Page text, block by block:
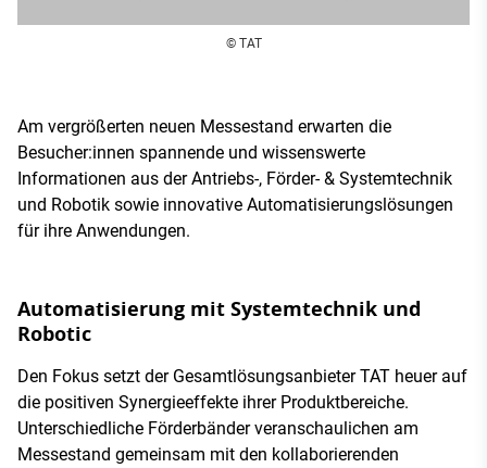
© TAT
Am vergrößerten neuen Messestand erwarten die
Besucher:innen spannende und wissenswerte
Informationen aus der Antriebs-, Förder- & Systemtechnik
und Robotik sowie innovative Automatisierungslösungen
für ihre Anwendungen.
Automatisierung mit Systemtechnik und
Robotic
Den Fokus setzt der Gesamtlösungsanbieter TAT heuer auf
die positiven Synergieeffekte ihrer Produktbereiche.
Unterschiedliche Förderbänder veranschaulichen am
Messestand gemeinsam mit den kollaborierenden